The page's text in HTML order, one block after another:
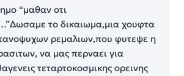
“μαθαν οτι
το δικαιωμα,μια χουφτα
ρεμαλιων,που φυτεψε η
να μας περναει για
τεταρτοκοσμικης ορεινης